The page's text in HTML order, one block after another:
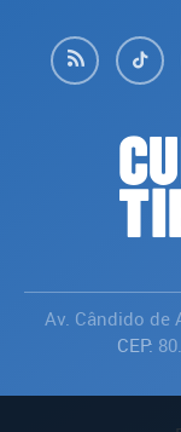
Av. Cândido de
CEP: